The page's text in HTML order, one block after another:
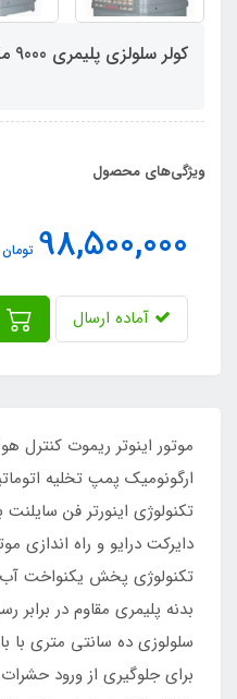
کولر سلولزی پلیمری 9000 مکس
ویژگی‌های محصول
98,500,000 تومان
آماده ارسال
موتور اینوتر ریموت کنترل
ارگونومیک پمپ تخلیه
تکنولوژی اینورتر فن
دایرکت درایو و راه اندازی
تکنولوژی پخش یکنواخت آب
بدنه پلیمری مقاوم در
سلولوزی ده سانتی متری با
برای جلوگیری از ورود